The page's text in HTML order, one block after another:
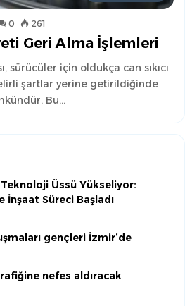
0 261
Geri Alma İşlemleri
sürücüler için oldukça can sıkıcı
şartlar yerine getirildiğinde
Bu…
Üssü Yükseliyor:
İnşaat Süreci Başladı
gençleri İzmir’de
nefes aldıracak